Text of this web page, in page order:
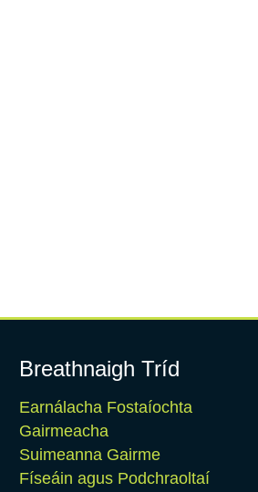
Breathnaigh Tríd
Earnálacha Fostaíochta
Gairmeacha
Suimeanna Gairme
Físeáin agus Podchraoltaí